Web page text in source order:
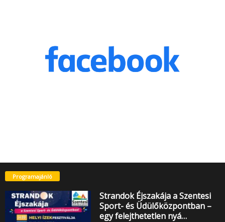
Programajánló
Strandok Éjszakája a Szentesi
Sport- és Üdülőközpontban –
egy felejthetetlen nyá…